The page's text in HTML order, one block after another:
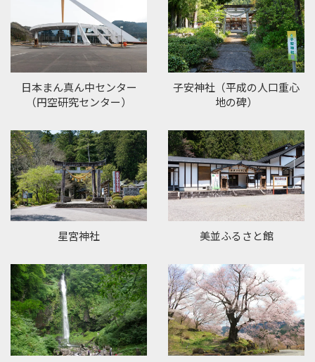
日本まん真ん中センター
（円空研究センター）
子安神社（平成の人口重心
地の碑）
星宮神社 美並ふるさと館